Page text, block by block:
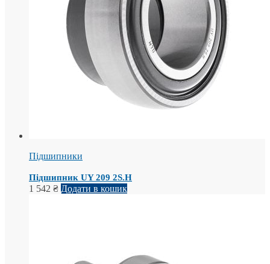
Підшипники
Підшипник UY 209 2S.H
1 542 ₴ Додати в кошик